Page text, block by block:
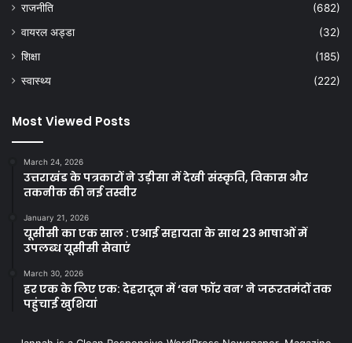
राजनीति
(682)
वायरल अड्डा
(32)
शिक्षा
(185)
स्वास्थ्य
(222)
Most Viewed Posts
March 24, 2026
उत्तराखंड के पत्रकारों ने उड़ीसा में देखी संस्कृति, विकास और
तकनीक की नई तस्वीर
January 21, 2026
यूसीसी का एक साल : एआई सहायता के साथ 23 भाषाओं में
उपलब्ध यूसीसी सेवाएं
March 30, 2026
हर एक के लिए एक: देहरादून में ‘वन फॉर वन’ ने जरूरतमंदों तक
पहुंचाई खुशियां